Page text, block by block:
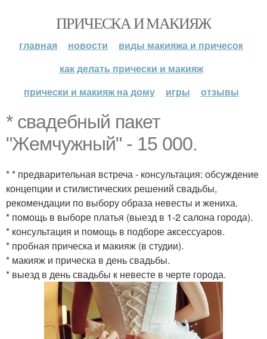
ПРИЧЕСКА И МАКИЯЖ
главная новости
виды макияжа и причесок
как делать прически и макияж
прически и макияж на дому
игры отзывы
* свадебный пакет
"Жемчужный" - 15 000.
* * предварительная встреча - консультация: обсуждение
концепции и стилистических решений свадьбы,
рекомендации по выбору образа невесты и жениха.
* помощь в выборе платья (выезд в 1-2 салона города).
* консультация и помощь в подборе аксессуаров.
* пробная прическа и макияж (в студии).
* макияж и прическа в день свадьбы.
* выезд в день свадьбы к невесте в черте города.